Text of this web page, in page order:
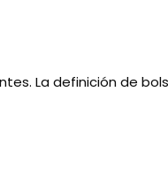
La definición de